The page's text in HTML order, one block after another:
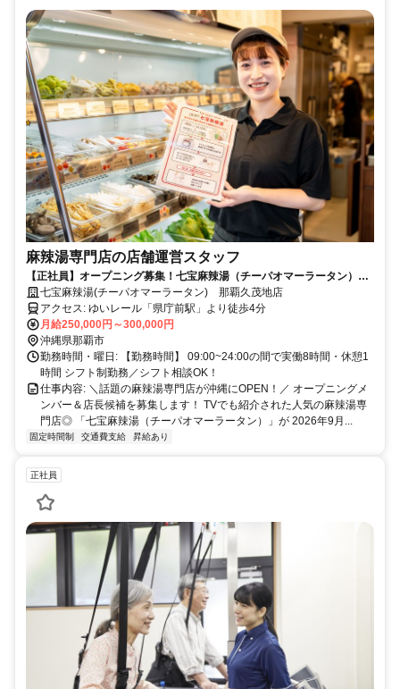
麻辣湯専門店の店舗運営スタッフ
【正社員】オープニング募集！七宝麻辣湯（チーパオマーラータン）が
沖縄初上陸！TVでも放映された話題の麻辣湯専門店で働けるチャンス！
月8日休み＆シフト相談OK◎月給25～30万円以上！
七宝麻辣湯(チーパオマーラータン) 那覇久茂地店
アクセス: ゆいレール「県庁前駅」より徒歩4分
月給250,000円～300,000円
沖縄県那覇市
勤務時間・曜日: 【勤務時間】 09:00~24:00の間で実働8時間・休憩1
時間 シフト制勤務／シフト相談OK！
仕事内容: ＼話題の麻辣湯専門店が沖縄にOPEN！／ オープニングメ
ンバー＆店長候補を募集します！ TVでも紹介された人気の麻辣湯専
門店◎ 「七宝麻辣湯（チーパオマーラータン）」が 2026年9月...
固定時間制 交通費支給 昇給あり
正社員